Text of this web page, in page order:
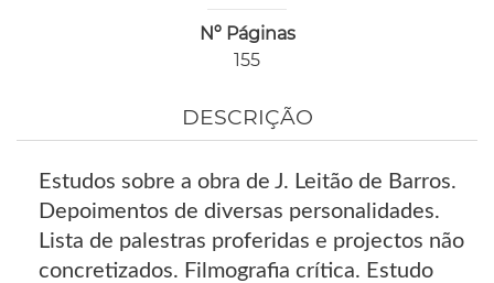
Nº Páginas
155
DESCRIÇÃO
Estudos sobre a obra de J. Leitão de Barros.
Depoimentos de diversas personalidades.
Lista de palestras proferidas e projectos não
concretizados. Filmografia crítica. Estudo